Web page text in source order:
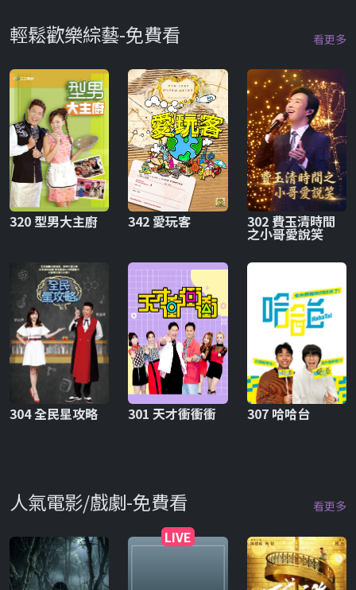
輕鬆歡樂綜藝-免費看 看更多
320 型男大主廚 342 愛玩客 302 費玉清時間
之小哥愛說笑
304 全民星攻略 301 天才衝衝衝 307 哈哈台
人氣電影/戲劇-免費看 看更多
LIVE